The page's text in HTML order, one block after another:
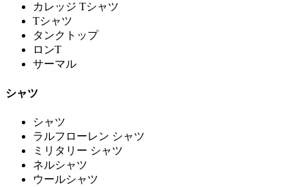
カレッジ Tシャツ
Tシャツ
タンクトップ
ロンT
サーマル
シャツ
シャツ
ラルフローレン シャツ
ミリタリー シャツ
ネルシャツ
ウールシャツ